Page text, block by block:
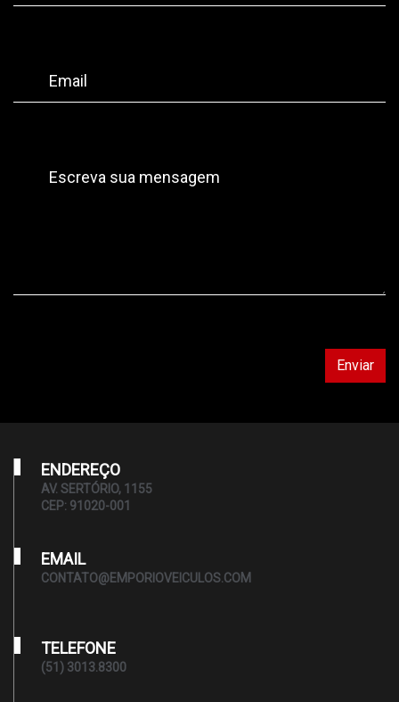
Email
Escreva sua mensagem
Enviar
ENDEREÇO
AV. SERTÓRIO, 1155
CEP: 91020-001
EMAIL
CONTATO@EMPORIOVEICULOS.COM
TELEFONE
(51) 3013.8300